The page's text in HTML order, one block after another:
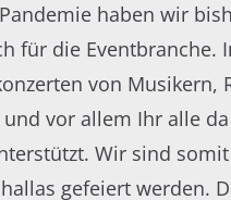
haben wir
für die Eventbranche.
von Musikern,
vor allem Ihr alle
Wir sind
gefeiert werden.